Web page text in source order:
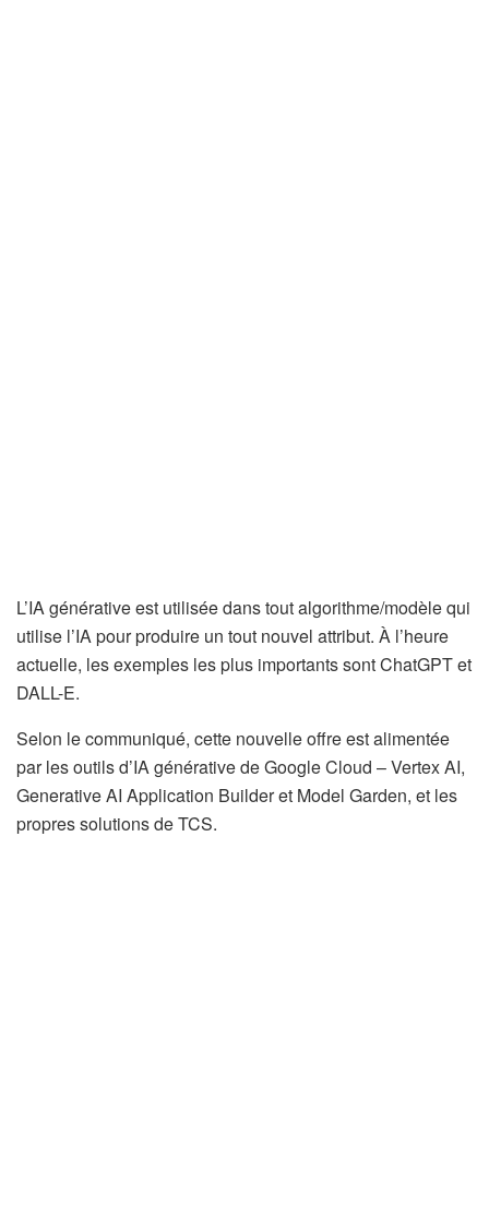
L’IA générative est utilisée dans tout algorithme/modèle qui
utilise l’IA pour produire un tout nouvel attribut. À l’heure
actuelle, les exemples les plus importants sont ChatGPT et
DALL-E.
Selon le communiqué, cette nouvelle offre est alimentée
par les outils d’IA générative de Google Cloud – Vertex AI,
Generative AI Application Builder et Model Garden, et les
propres solutions de TCS.